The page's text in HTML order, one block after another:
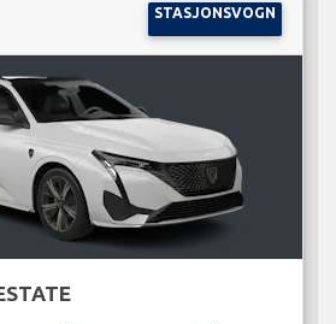
STASJONSVOGN